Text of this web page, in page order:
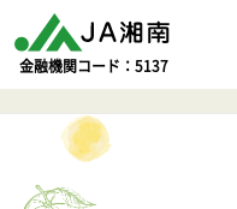
金融機関コード：5137